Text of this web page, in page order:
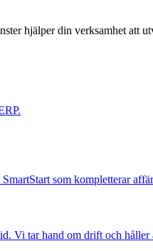
hjälper din verksamhet att
som kompletterar
Vi tar hand om drift och håller